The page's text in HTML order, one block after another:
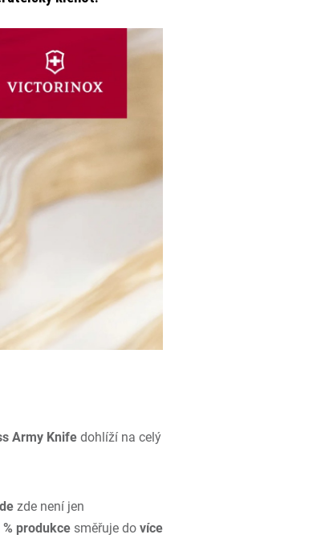
Army Knife dohlíží na celý
zde není jen
% produkce směřuje do více